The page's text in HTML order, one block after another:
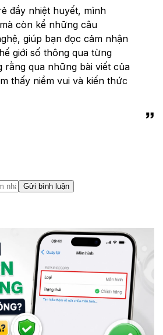
đầy nhiệt huyết, mình
còn kể những câu
giúp bạn đọc cảm nhận
giới số thông qua từng
rằng qua những bài viết của
thấy niềm vui và kiến thức
Gửi bình luận